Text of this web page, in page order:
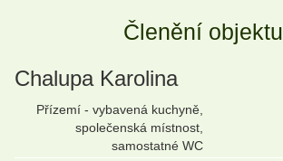
Členění objektu
Chalupa Karolina
Přízemí - vybavená kuchyně,
společenská místnost,
samostatné WC